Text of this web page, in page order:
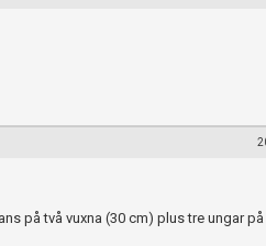
på två vuxna (30 cm) plus tre ungar